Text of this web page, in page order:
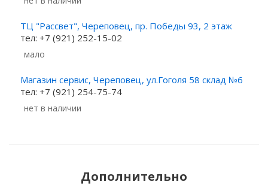
ТЦ "Рассвет", Череповец, пр. Победы 93, 2 этаж
тел: +7 (921) 252-15-02
Мало
Магазин сервис, Череповец, ул.Гоголя 58 склад №6
тел: +7 (921) 254-75-74
Нет в наличии
Дополнительно